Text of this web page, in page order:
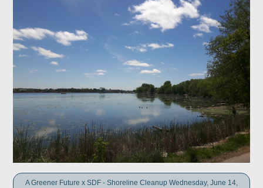
A Greener Future x SDF - Shoreline Cleanup Wednesday, June 14,